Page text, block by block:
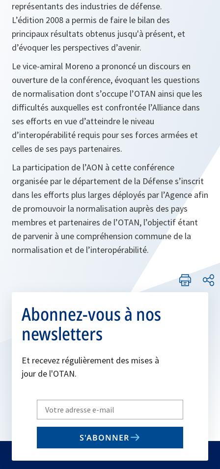
représentants des industries de défense.
L’édition 2008 a permis de faire le bilan des
principaux résultats obtenus jusqu'à présent, et
d’évoquer les perspectives d’avenir.
Le vice‑amiral Moreno a prononcé un discours en
ouverture de la conférence, évoquant les questions
de normalisation dont s’occupe l’OTAN ainsi que les
difficultés auxquelles est confrontée l’Alliance dans
ses efforts en vue d’atteindre le niveau
d’interopérabilité requis pour ses forces armées et
celles de ses pays partenaires.
La participation de l’AON à cette conférence
organisée par le département de la Défense s’inscrit
dans les efforts plus larges déployés par l’Agence afin
de promouvoir la normalisation auprès des pays
membres et partenaires de l’OTAN, l’objectif étant
de parvenir à une compréhension commune de la
normalisation et de l’interopérabilité.
Abonnez-vous à nos
newsletters
Et recevez régulièrement des mises à
jour de l'OTAN.
Write
your
email
S'ABONNER